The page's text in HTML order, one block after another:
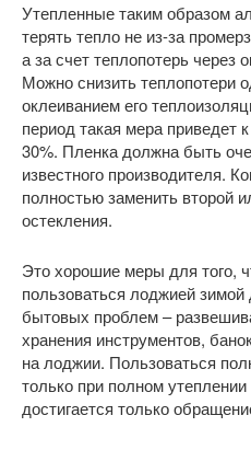
Утепленные таким образом
терять тепло не из-за
а за счет теплопотерь через
Можно снизить теплопотери
оклеиванием его
период такая мера приведет
30%. Пленка должна быть
известного производителя.
полностью заменить второй
остекления.
Это хорошие меры для того,
пользоваться лоджией
бытовых проблем –
хранения инструментов,
на лоджии. Пользоваться
только при полном
достигается только